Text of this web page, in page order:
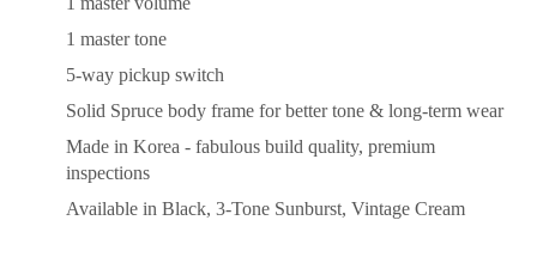
1 master tone
5-way pickup switch
Solid Spruce body frame for better tone & long-term wear
Made in Korea - fabulous build quality, premium
inspections
Available in Black, 3-Tone Sunburst, Vintage Cream